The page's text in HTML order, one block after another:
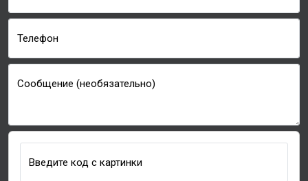
Телефон
Сообщение (необязательно)
Введите код с картинки